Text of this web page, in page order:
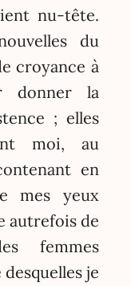
nu-tête.
du
croyance à
donner la
; elles
moi, au
en
mes yeux
autrefois de
femmes
je